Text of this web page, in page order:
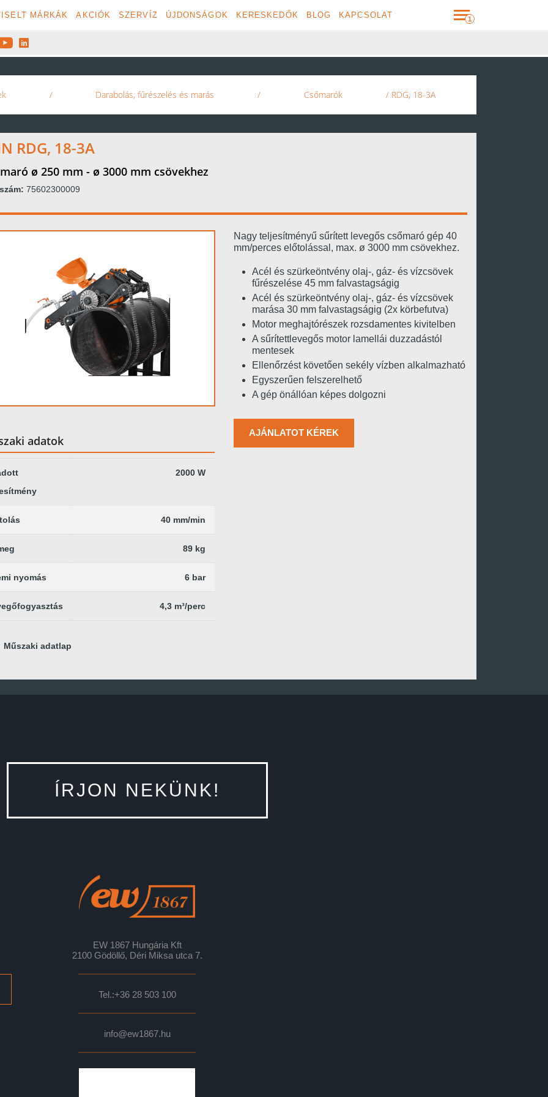
MÁRKÁK AKCIÓK SZERVÍZ ÚJDONSÁGOK KERESKEDŐK BLOG KAPCSOLAT

/ Darabolás, fűrészelés és marás / Csőmarók / RDG, 18-3A
RDG, 18-3A
ø 250 mm - ø 3000 mm csövekhez
75602300009
adatok
2000 W
40 mm/min
89 kg
nyomás 6 bar
4,3 m³/perc
Műszaki adatlap
Nagy teljesítményű sűrített levegős csőmaró gép 40
mm/perces előtolással, max. ø 3000 mm csövekhez.
Acél és szürkeöntvény olaj-, gáz- és vízcsövek
fűrészelése 45 mm falvastagságig
Acél és szürkeöntvény olaj-, gáz- és vízcsövek
marása 30 mm falvastagságig (2x körbefutva)
Motor meghajtórészek rozsdamentes kivitelben
A sűrítettlevegős motor lamellái duzzadástól
mentesek
Ellenőrzést követően sekély vízben alkalmazható
Egyszerűen felszerelhető
A gép önállóan képes dolgozni
AJÁNLATOT KÉREK
ÍRJON NEKÜNK!
EW 1867 Hungária Kft
2100 Gödöllő, Déri Miksa utca 7.
Tel.:+36 28 503 100
info@ew1867.hu